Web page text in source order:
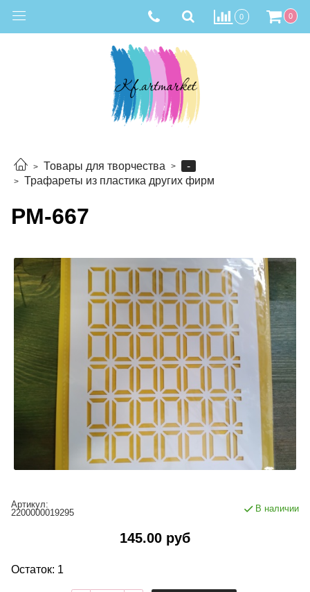
0 0
Товары для творчества
-
Трафареты из пластика других фирм
РМ-667
Артикул:
2200000019295
В наличии
145.00 руб
Остаток: 1